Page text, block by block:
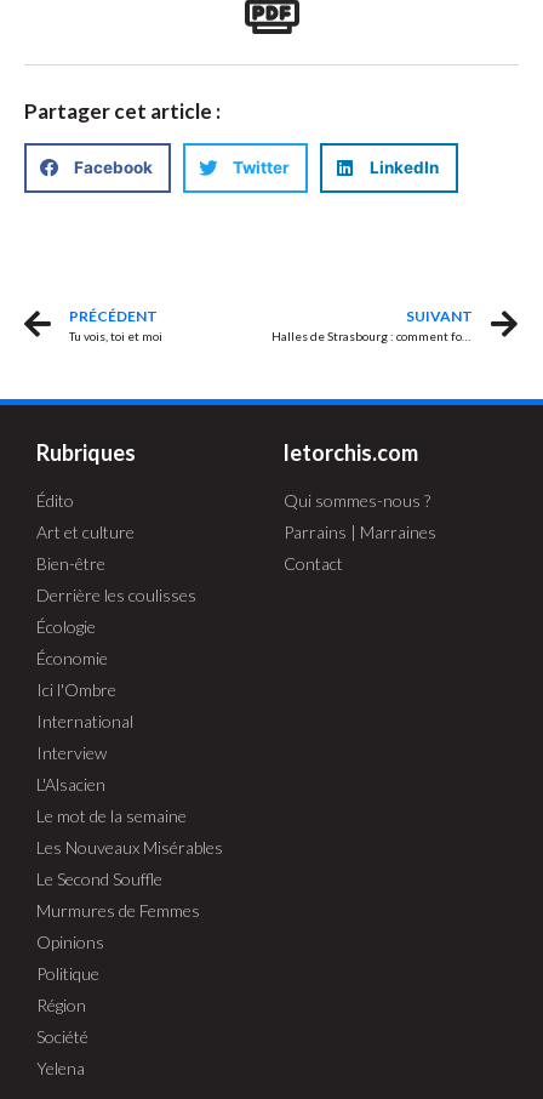
Partager cet article :
Facebook Twitter LinkedIn
PRÉCÉDENT
Tu vois, toi et moi
SUIVANT
Halles de Strasbourg : comment fonctionne un recours des tiers et pourquoi il échoue presque toujours
Rubriques
Édito
Art et culture
Bien-être
Derrière les coulisses
Écologie
Économie
Ici l'Ombre
International
Interview
L'Alsacien
Le mot de la semaine
Les Nouveaux Misérables
Le Second Souffle
Murmures de Femmes
Opinions
Politique
Région
Société
Yelena
letorchis.com
Qui sommes-nous ?
Parrains | Marraines
Contact